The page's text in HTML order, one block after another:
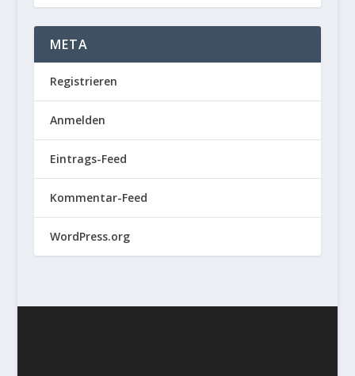
META
Registrieren
Anmelden
Eintrags-Feed
Kommentar-Feed
WordPress.org